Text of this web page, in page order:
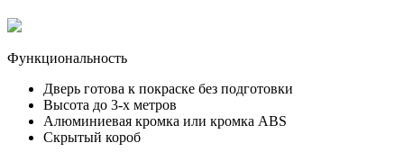
Функциональность
Дверь готова к покраске без подготовки
Высота до 3-х метров
Алюминиевая кромка или кромка ABS
Скрытый короб